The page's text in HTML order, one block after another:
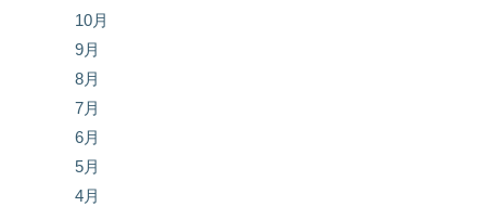
10月
9月
8月
7月
6月
5月
4月